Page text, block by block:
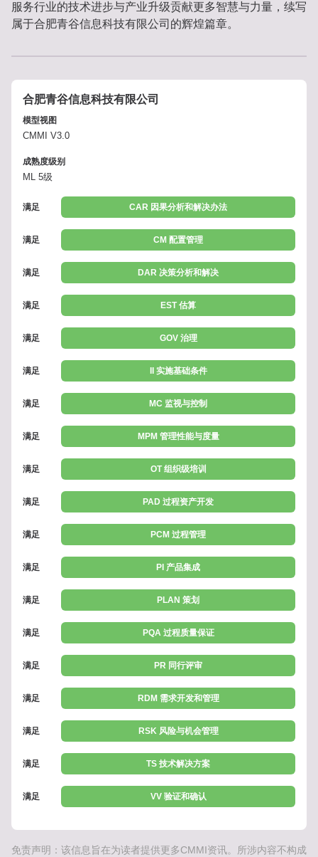
服务行业的技术进步与产业升级贡献更多智慧与力量，续写
属于合肥青谷信息科技有限公司的辉煌篇章。
合肥青谷信息科技有限公司
模型视图
CMMI V3.0
成熟度级别
ML 5级
满足 CAR 因果分析和解决办法
满足 CM 配置管理
满足 DAR 决策分析和解决
满足 EST 估算
满足 GOV 治理
满足 II 实施基础条件
满足 MC 监视与控制
满足 MPM 管理性能与度量
满足 OT 组织级培训
满足 PAD 过程资产开发
满足 PCM 过程管理
满足 PI 产品集成
满足 PLAN 策划
满足 PQA 过程质量保证
满足 PR 同行评审
满足 RDM 需求开发和管理
满足 RSK 风险与机会管理
满足 TS 技术解决方案
满足 VV 验证和确认
免责声明：该信息旨在为读者提供更多CMMI资讯。所涉内容不构成